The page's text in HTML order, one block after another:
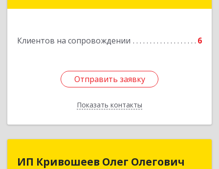
Клиентов на сопровождении 6
Отправить заявку
Показать контакты
Отправить заявку
Назад
ИП Кривошеев Олег Олегович